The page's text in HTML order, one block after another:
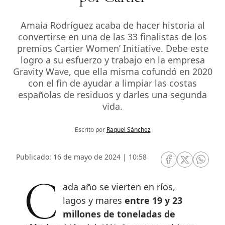
Amaia Rodríguez acaba de hacer historia al
convertirse en una de las 33 finalistas de los
premios Cartier Women’ Initiative. Debe este
logro a su esfuerzo y trabajo en la empresa
Gravity Wave, que ella misma cofundó en 2020
con el fin de ayudar a limpiar las costas
españolas de residuos y darles una segunda
vida.
Escrito por Raquel Sánchez
Publicado: 16 de mayo de 2024 | 10:58
RRSS Facebook
RRSSRRSS
Cada año se vierten en ríos, lagos y maresentre 19 y 23
millones de toneladas de